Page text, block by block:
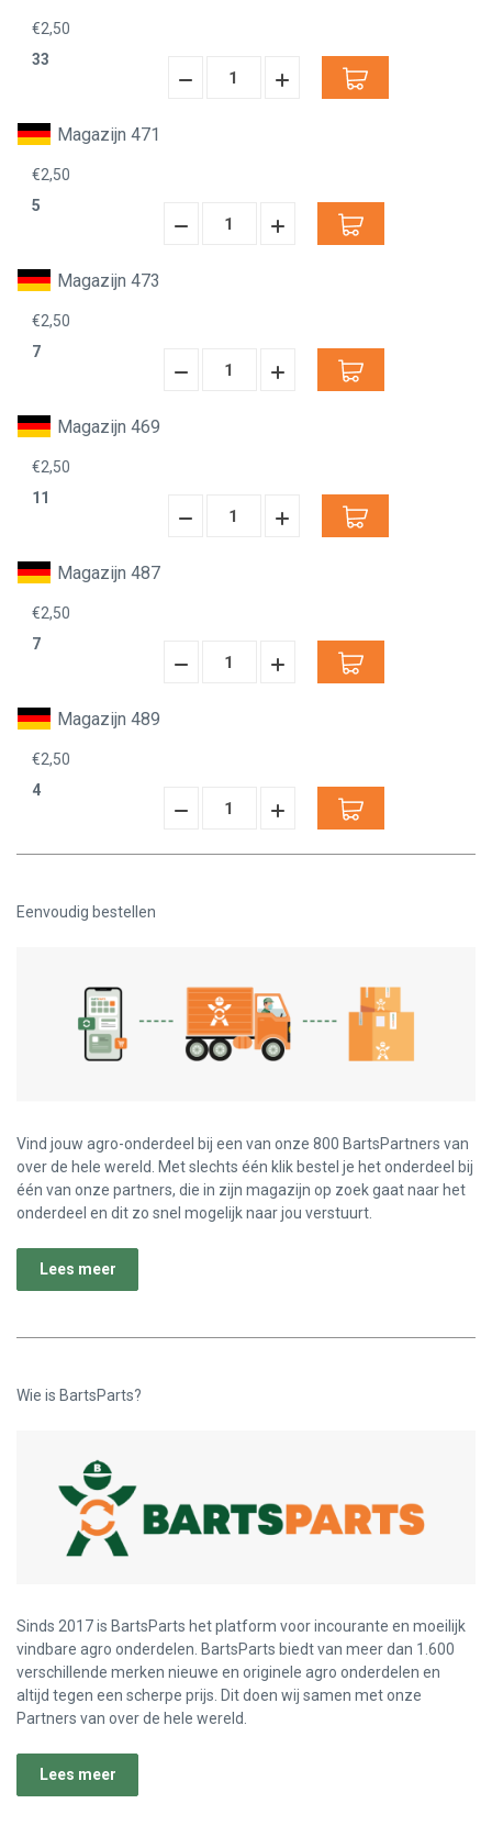
€2,50
33
Hoeveelheid
Hoeveelheid
Magazijn 471
€2,50
5
Hoeveelheid
Hoeveelheid
Magazijn 473
€2,50
7
Hoeveelheid
Hoeveelheid
Magazijn 469
€2,50
11
Hoeveelheid
Hoeveelheid
Magazijn 487
€2,50
7
Hoeveelheid
Hoeveelheid
Magazijn 489
€2,50
4
Hoeveelheid
Verminderen:
Hoeveelheid
verhogen:
Eenvoudig bestellen
Vind jouw agro-onderdeel bij een van onze 800 BartsPartners van
over de hele wereld. Met slechts één klik bestel je het onderdeel bij
één van onze partners, die in zijn magazijn op zoek gaat naar het
onderdeel en dit zo snel mogelijk naar jou verstuurt.
Lees meer
Wie is BartsParts?
Sinds 2017 is BartsParts het platform voor incourante en moeilijk
vindbare agro onderdelen. BartsParts biedt van meer dan 1.600
verschillende merken nieuwe en originele agro onderdelen en
altijd tegen een scherpe prijs. Dit doen wij samen met onze
Partners van over de hele wereld.
Lees meer